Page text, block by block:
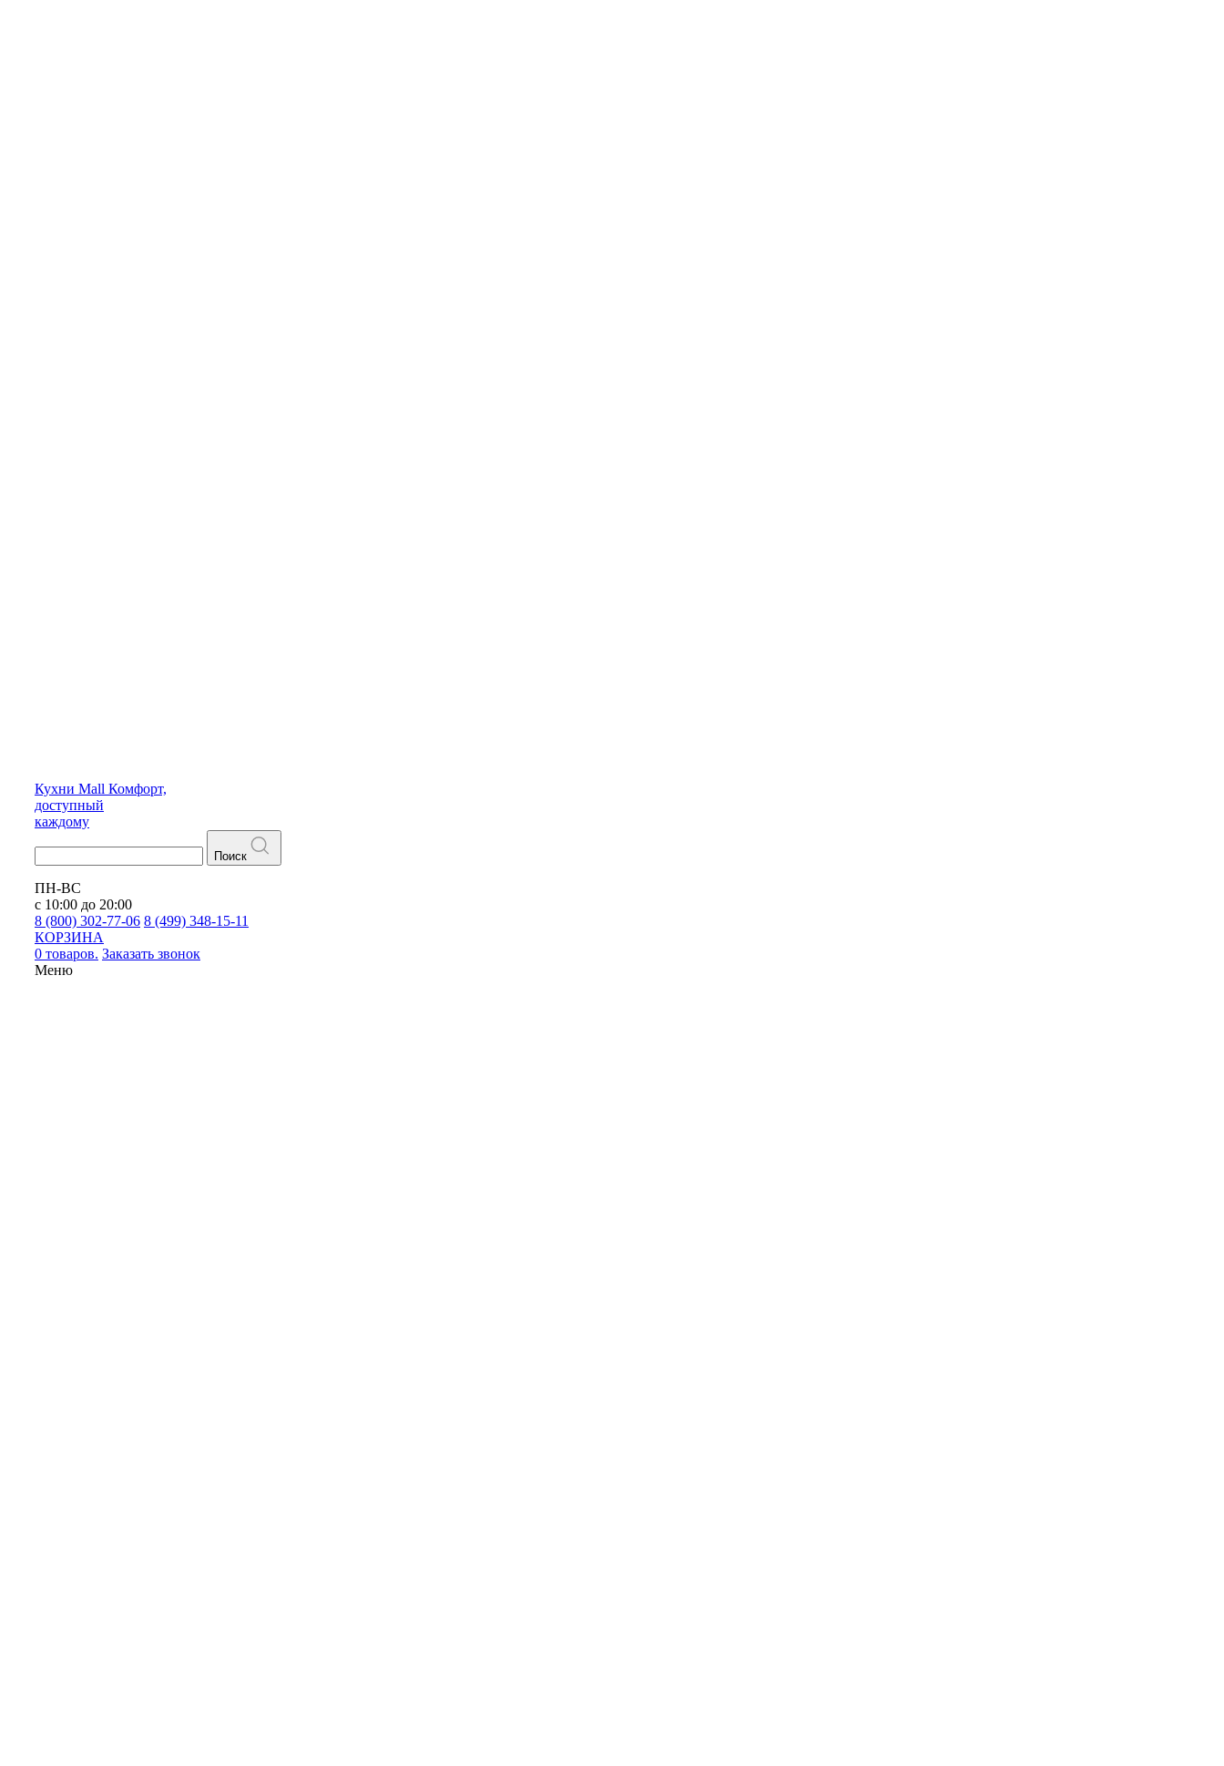
Кухни Mall Комфорт,
доступный
каждому
Поиск
ПН-ВС
с 10:00 до 20:00
8 (800) 302-77-06 8 (499) 348-15-11
КОРЗИНА
0 товаров. Заказать звонок
Меню